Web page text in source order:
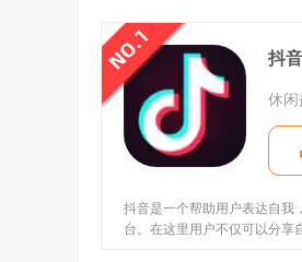
抖
休
抖音是一个帮助用户表达自我
台。在这里用户不仅可以分享